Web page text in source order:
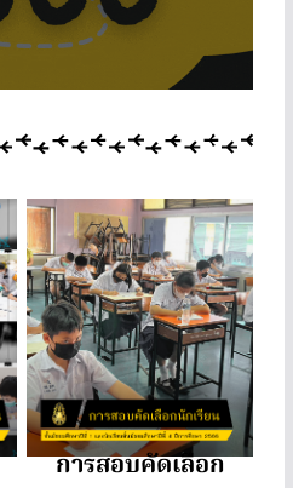
การสอบคัดเลือก